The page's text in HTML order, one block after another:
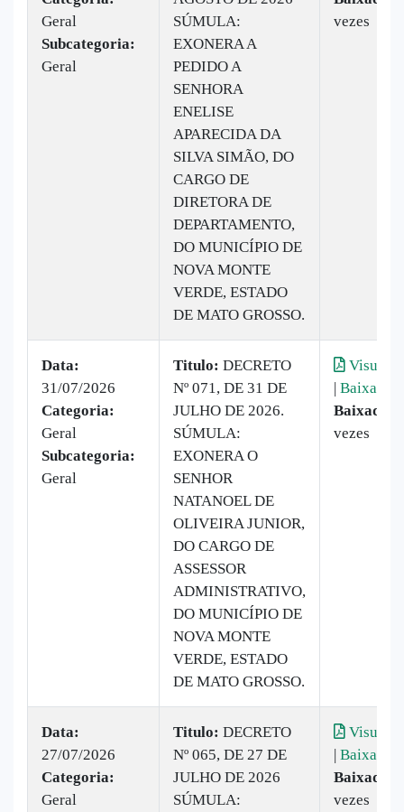
Geral
Subcategoria:
Geral
SÚMULA:
EXONERA A
PEDIDO A
SENHORA
ENELISE
APARECIDA DA
SILVA SIMÃO, DO
CARGO DE
DIRETORA DE
DEPARTAMENTO,
DO MUNICÍPIO DE
NOVA MONTE
VERDE, ESTADO
DE MATO GROSSO.
vezes
Data:
31/07/2026
Categoria:
Geral
Subcategoria:
Geral
Titulo: DECRETO
Nº 071, DE 31 DE
JULHO DE 2026.
SÚMULA:
EXONERA O
SENHOR
NATANOEL DE
OLIVEIRA JUNIOR,
DO CARGO DE
ASSESSOR
ADMINISTRATIVO,
DO MUNICÍPIO DE
NOVA MONTE
VERDE, ESTADO
DE MATO GROSSO.
| Baixar
Baixado:
vezes
Data:
27/07/2026
Categoria:
Geral
Titulo: DECRETO
Nº 065, DE 27 DE
JULHO DE 2026
SÚMULA:
| Baixar
Baixado:
vezes